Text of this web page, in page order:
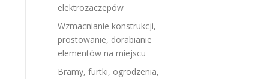
elektrozaczepów
Wzmacnianie konstrukcji,
prostowanie, dorabianie
elementów na miejscu
Bramy, furtki, ogrodzenia,